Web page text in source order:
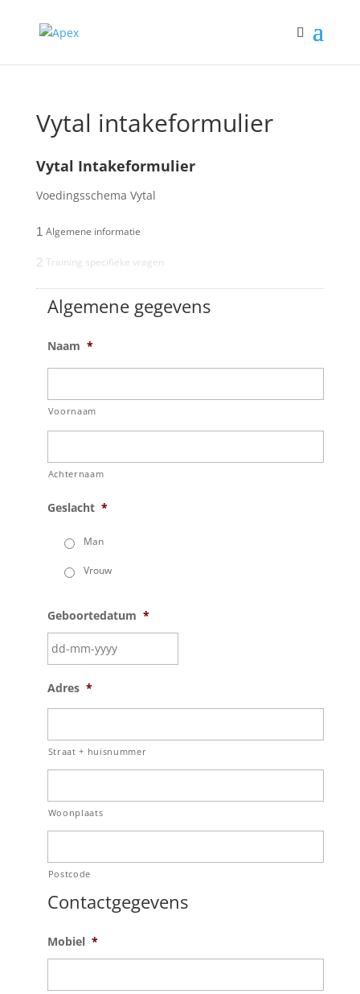
Vytal intakeformulier
Vytal Intakeformulier
Voedingsschema Vytal
1 Algemene informatie
2 Training specifieke vragen
Algemene gegevens
Naam *
Voornaam
Achternaam
Geslacht *
Man
Vrouw
Geboortedatum *
Adres *
Straat + huisnummer
Woonplaats
Postcode
Contactgegevens
Mobiel *